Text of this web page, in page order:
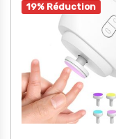
19% Réduction